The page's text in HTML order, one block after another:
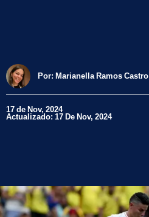
Por: Marianella Ramos Castro
17 de Nov, 2024
Actualizado: 17 De Nov, 2024